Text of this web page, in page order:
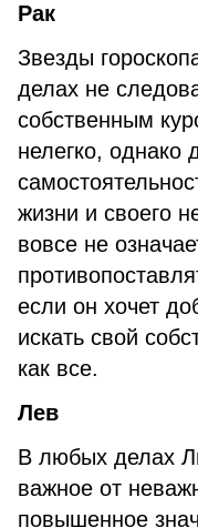
Рак
Звезды
делах не
собственным
нелегко, однако
жизни и своего
вовсе не
если он хочет
искать свой
как все.
Лев
В любых делах
важное от
повышенное